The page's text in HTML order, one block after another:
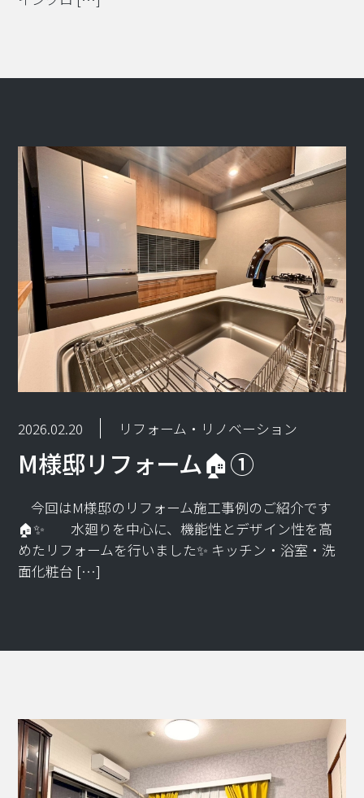
2026.02.20 リフォーム・リノベーション
M様邸リフォーム🏠①
⁡今回はM様邸のリフォーム施工事例のご紹介です
🏠✨ ⁡ 水廻りを中心に、機能性とデザイン性を高
めたリフォームを行いました✨ キッチン・浴室・洗
面化粧台 […]